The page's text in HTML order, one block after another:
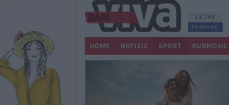
13.795
FANPAGE
HOME NOTIZIE SPORT RUBRICHE